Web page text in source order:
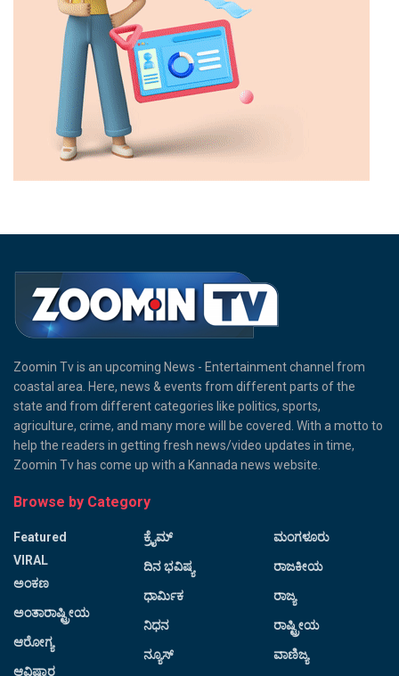
Zoomin Tv is an upcoming News - Entertainment channel from
coastal area. Here, news & events from different parts of the
state and from different categories like politics, sports,
agriculture, crime, and many more will be covered. With a motto to
help the readers in getting fresh news/video updates in time,
Zoomin Tv has come up with a Kannada news website.
Browse by Category
Featured
VIRAL
ಅಂಕಣ
ಅಂತಾರಾಷ್ಟ್ರೀಯ
ಆರೋಗ್ಯ
ಆವಿಷ್ಕಾರ
ಕ್ರೈಮ್
ದಿನ ಭವಿಷ್ಯ
ಧಾರ್ಮಿಕ
ನಿಧನ
ನ್ಯೂಸ್
ಮಂಗಳೂರು
ರಾಜಕೀಯ
ರಾಜ್ಯ
ರಾಷ್ಟ್ರೀಯ
ವಾಣಿಜ್ಯ